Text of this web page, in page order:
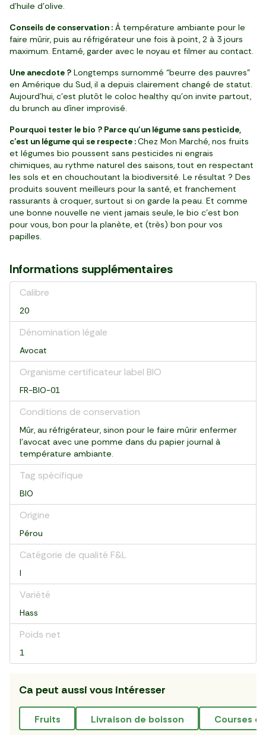
d’huile d’olive.
Conseils de conservation : À température ambiante pour le
faire mûrir, puis au réfrigérateur une fois à point, 2 à 3 jours
maximum. Entamé, garder avec le noyau et filmer au contact.
Une anecdote ? Longtemps surnommé “beurre des pauvres”
en Amérique du Sud, il a depuis clairement changé de statut.
Aujourd’hui, c’est plutôt le coloc healthy qu’on invite partout,
du brunch au dîner improvisé.
Pourquoi tester le bio ? Parce qu’un légume sans pesticide,
c’est un légume qui se respecte :Chez Mon Marché, nos fruits
et légumes bio poussent sans pesticides ni engrais
chimiques, au rythme naturel des saisons, tout en respectant
les sols et en chouchoutant la biodiversité. Le résultat ? Des
produits souvent meilleurs pour la santé, et franchement
rassurants à croquer, surtout si on garde la peau. Et comme
une bonne nouvelle ne vient jamais seule, le bio c’est bon
pour vous, bon pour la planète, et (très) bon pour vos
papilles.
Informations supplémentaires
Calibre
20
Dénomination légale
Avocat
Organisme certificateur label BIO
FR-BIO-01
Conditions de conservation
Mûr, au réfrigérateur, sinon pour le faire mûrir enfermer
l’avocat avec une pomme dans du papier journal à
température ambiante.
Tag spécifique
BIO
Origine
Pérou
Catégorie de qualité F&L
I
Variété
Hass
Poids net
1
Ca peut aussi vous intéresser
fruits livraison de boisson courses